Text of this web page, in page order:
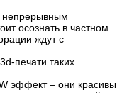
непрерывным
осознать в частном
ждут с
печати таких
эффект – ​они красивы